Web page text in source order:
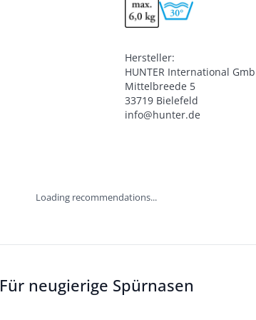
Hersteller:
HUNTER International
Mittelbreede 5
33719 Bielefeld
info@hunter.de
Loading recommendations...
Für neugierige Spürnasen